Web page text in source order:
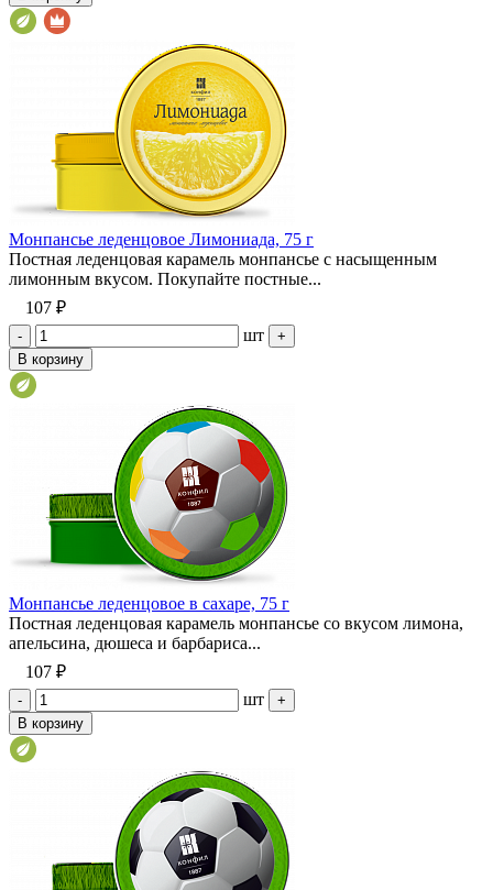
Монпансье леденцовое Лимониада, 75 г
Постная леденцовая карамель монпансье с насыщенным
лимонным вкусом. Покупайте постные...
107 ₽
- шт
+
В корзину
Монпансье леденцовое в сахаре, 75 г
Постная леденцовая карамель монпансье со вкусом лимона,
апельсина, дюшеса и барбариса...
107 ₽
- шт
+
В корзину